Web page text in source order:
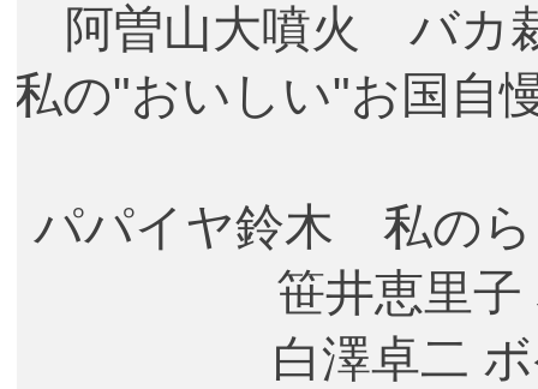
阿曽山大噴火 バカ
私の"おいしい"お国
パパイヤ鈴木 私のら
笹井恵里
白澤卓二